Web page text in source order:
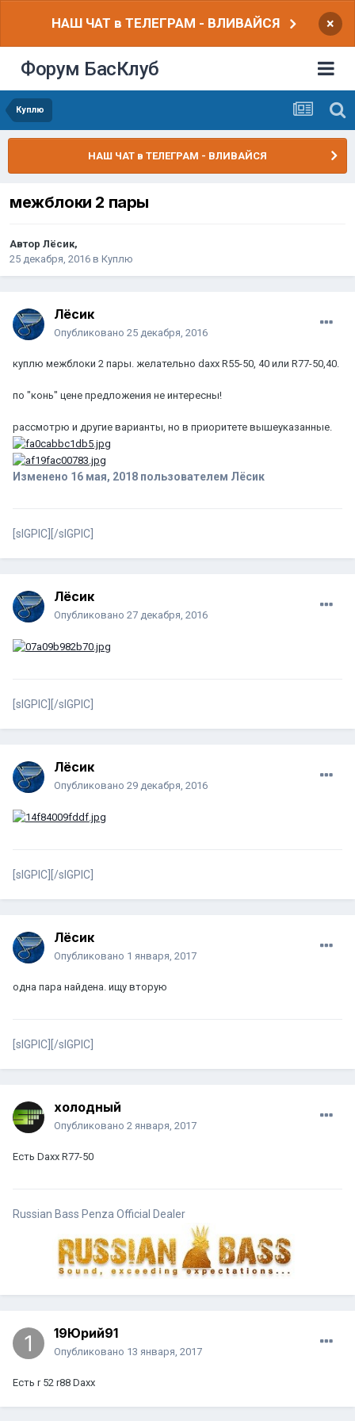
НАШ ЧАТ в ТЕЛЕГРАМ - ВЛИВАЙСЯ ×
Форум БасКлуб
Куплю
НАШ ЧАТ в ТЕЛЕГРАМ - ВЛИВАЙСЯ
межблоки 2 пары
Автор Лёсик,
25 декабря, 2016 в Куплю
Лёсик
Опубликовано 25 декабря, 2016
куплю межблоки 2 пары. желательно daxx R55-50, 40 или R77-50,40.
по "конь" цене предложения не интересны!
рассмотрю и другие варианты, но в приоритете вышеуказанные.
Изменено 16 мая, 2018 пользователем Лёсик
[sIGPIC][/sIGPIC]
Лёсик
Опубликовано 27 декабря, 2016
[sIGPIC][/sIGPIC]
Лёсик
Опубликовано 29 декабря, 2016
[sIGPIC][/sIGPIC]
Лёсик
Опубликовано 1 января, 2017
одна пара найдена. ищу вторую
[sIGPIC][/sIGPIC]
холодный
Опубликовано 2 января, 2017
Есть Daxx R77-50
Russian Bass Penza Official Dealer
19Юрий91
Опубликовано 13 января, 2017
Есть r 52 r88 Daxx